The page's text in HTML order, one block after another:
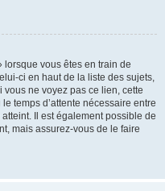
lorsque vous êtes en train de
ci en haut de la liste des sujets,
ne voyez pas ce lien, cette
temps d’attente nécessaire entre
Il est également possible de
mais assurez-vous de le faire